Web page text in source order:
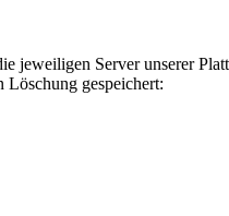
jeweiligen Server unserer
Löschung gespeichert: